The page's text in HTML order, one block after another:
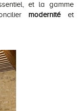
et la gamme
modernitéet